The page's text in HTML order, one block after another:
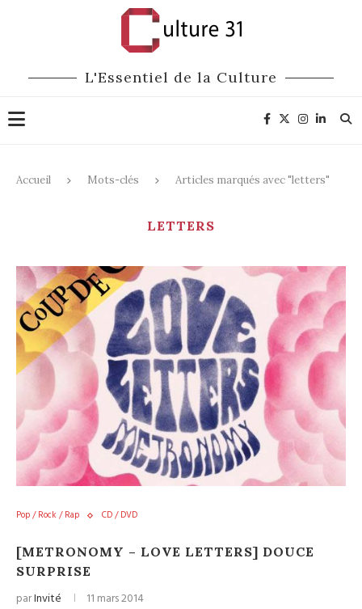
L'Essentiel de la Culture
Accueil Mots-clés Articles marqués avec "letters"
LETTERS
Pop / Rock / Rap CD / DVD
[METRONOMY – LOVE LETTERS] DOUCE
SURPRISE
parInvité 11 mars 2014